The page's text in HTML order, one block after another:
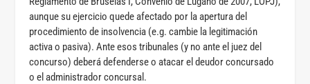
aunque su ejercicio quede afectado por la apertura del
procedimiento de insolvencia (e.g. cambie la legitimación
activa o pasiva). Ante esos tribunales (y no ante el juez del
concurso) deberá defenderse o atacar el deudor concursado
o el administrador concursal.